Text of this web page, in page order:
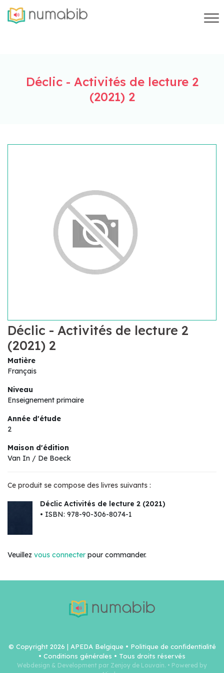
Déclic - Activités de lecture 2
(2021) 2
Déclic - Activités de lecture 2
(2021) 2
Matière
Français
Niveau
Enseignement primaire
Année d'étude
2
Maison d'édition
Van In / De Boeck
Ce produit se compose des livres suivants :
Déclic Activités de lecture 2 (2021)
• ISBN: 978-90-306-8074-1
Veuillez vous connecter pour commander.
© Copyright 2026 | APEDA Belgique • Politique de confidentialité
• Conditions générales • Tous droits réservés
Webdesign & Development par Zenjoy de Louvain. • Powered by